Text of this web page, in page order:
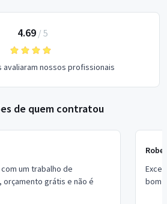
4.69/ 5
avaliaram nossos profissionais
de quem contratou
um trabalho de
orçamento grátis e não é
bom